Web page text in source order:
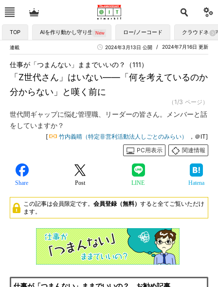
TOP AIを作り動かし守り生かす ロー/ノーコード クラウドネイ
連載 2024年7月16日 更新
2024年3月13日 公開
「Z世代さん」はいない――「何を考えているのか
分からない」と嘆く前に
仕事が「つまんない」ままでいいの？（111）
（1/3 ページ）
世代間ギャップに悩む管理職、リーダーの皆さん。メンバーと話
をしていますか？
[ 竹内義晴（特定非営利活動法人しごとのみらい）
，＠IT]
PC用表示
関連情報
Share Post LINE Hatena
この記事は会員限定です。 会員登録（無料） すると全てご覧いただけ
ます。